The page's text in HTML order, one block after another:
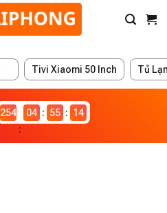
Tivi Xiaomi 50 Inch Tủ
2546983
04 55 14